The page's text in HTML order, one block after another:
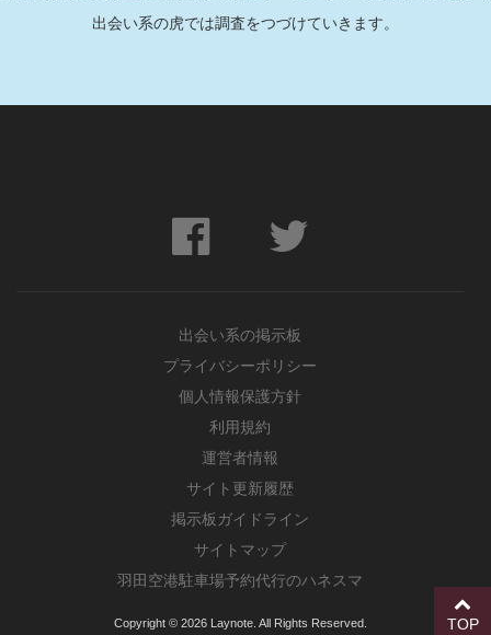
出会い系の虎では調査をつづけていきます。
出会い系の掲示板
プライバシーポリシー
個人情報保護方針
利用規約
運営者情報
サイト更新履歴
掲示板ガイドライン
サイトマップ
羽田空港駐車場予約代行のハネスマ
Copyright © 2026 Laynote. All Rights Reserved. TOP